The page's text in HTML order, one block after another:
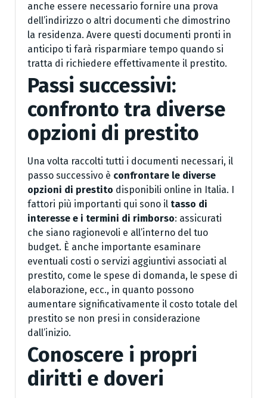
anche essere necessario fornire una prova
dell’indirizzo o altri documenti che dimostrino
la residenza. Avere questi documenti pronti in
anticipo ti farà risparmiare tempo quando si
tratta di richiedere effettivamente il prestito.
Passi successivi:
confronto tra diverse
opzioni di prestito
Una volta raccolti tutti i documenti necessari, il
passo successivo è confrontare le diverse
opzioni di prestito disponibili online in Italia. I
fattori più importanti qui sono il tasso di
interesse e i termini di rimborso: assicurati
che siano ragionevoli e all’interno del tuo
budget. È anche importante esaminare
eventuali costi o servizi aggiuntivi associati al
prestito, come le spese di domanda, le spese di
elaborazione, ecc., in quanto possono
aumentare significativamente il costo totale del
prestito se non presi in considerazione
dall’inizio.
Conoscere i propri
diritti e doveri